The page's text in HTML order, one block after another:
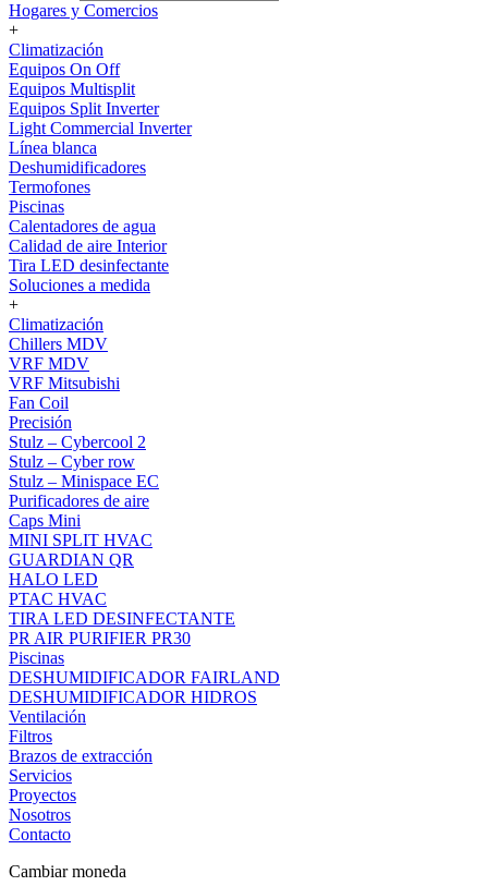
Hogares y Comercios
+
Climatización
Equipos On Off
Equipos Multisplit
Equipos Split Inverter
Light Commercial Inverter
Línea blanca
Deshumidificadores
Termofones
Piscinas
Calentadores de agua
Calidad de aire Interior
Tira LED desinfectante
Soluciones a medida
+
Climatización
Chillers MDV
VRF MDV
VRF Mitsubishi
Fan Coil
Precisión
Stulz – Cybercool 2
Stulz – Cyber row
Stulz – Minispace EC
Purificadores de aire
Caps Mini
MINI SPLIT HVAC
GUARDIAN QR
HALO LED
PTAC HVAC
TIRA LED DESINFECTANTE
PR AIR PURIFIER PR30
Piscinas
DESHUMIDIFICADOR FAIRLAND
DESHUMIDIFICADOR HIDROS
Ventilación
Filtros
Brazos de extracción
Servicios
Proyectos
Nosotros
Contacto
Cambiar moneda